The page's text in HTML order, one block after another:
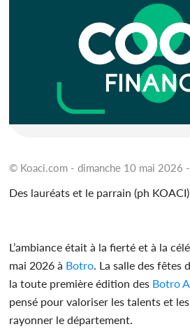
© Koaci.com - dimanche 10 mai 2026
Des lauréats et le parrain (ph KOACI)
L’ambiance était à la fierté et à la
mai 2026 à Botro . La salle des
la toute première édition des Botro
pensé pour valoriser les talents et
rayonner le département.